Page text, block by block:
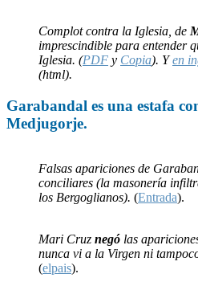
Complot contra la Iglesia, de
imprescindible para entender
Iglesia. (PDF y Copia). Yen
(html).
Garabandal es una estafa
Medjugorje.
Falsas apariciones de
conciliares (la masonería
los Bergoglianos). (Entrada).
Mari Cruz negó las
nunca vi a la Virgen ni
(elpais).